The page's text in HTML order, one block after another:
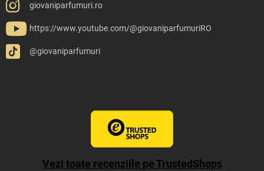
giovaniparfumuri.ro
https://www.youtube.com/@giovaniparfumuriRO
@giovaniparfumuri
Vezi toate recenziile pe TrustedShops